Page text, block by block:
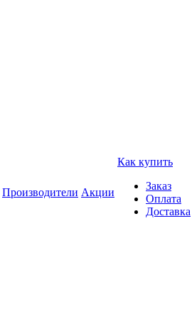
Производители Акции
Как купить
Заказ
Оплата
Доставка